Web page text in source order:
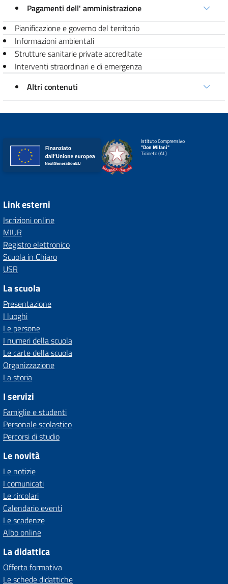
Pagamenti dell' amministrazione
Pianificazione e governo del territorio
Informazioni ambientali
Strutture sanitarie private accreditate
Interventi straordinari e di emergenza
Altri contenuti
Istituto Comprensivo
"Don Milani"
Ticineto (AL)
Link esterni
Iscrizioni online
MIUR
Registro elettronico
Scuola in Chiaro
USR
La scuola
Presentazione
I luoghi
Le persone
I numeri della scuola
Le carte della scuola
Organizzazione
La storia
I servizi
Famiglie e studenti
Personale scolastico
Percorsi di studio
Le novità
Le notizie
I comunicati
Le circolari
Calendario eventi
Le scadenze
Albo online
La didattica
Offerta formativa
Le schede didattiche